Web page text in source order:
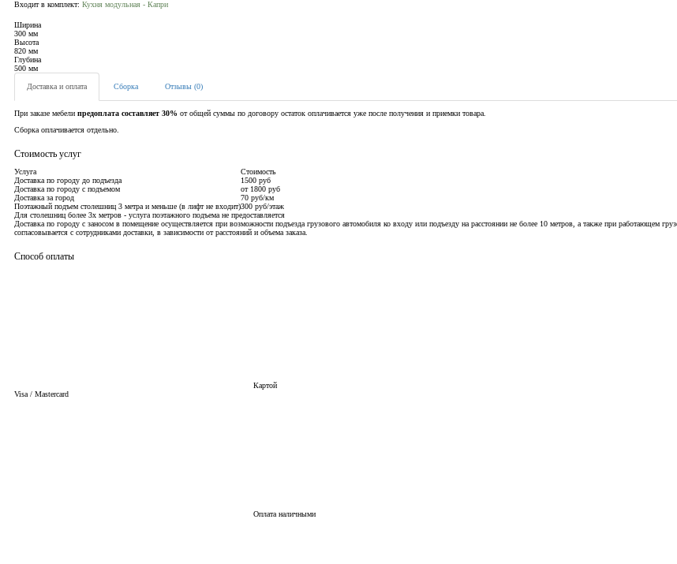
Входит в комплект: Кухня модульная - Капри
Ширина
300 мм
Высота
820 мм
Глубина
500 мм
Доставка и оплата Сборка Отзывы (0)
При заказе мебели предоплата составляет 30% от общей суммы по договору остаток оплачивается уже после получения и приемки товара.
Сборка оплачивается отдельно.
Стоимость услуг
Услуга
Стоимость
Доставка по городу до подъезда
1500 руб
Доставка по городу с подъемом
от 1800 руб
Доставка за город
70 руб/км
Поэтажный подъем столешниц 3 метра и меньше (в лифт не входит)300 руб/этаж
Для столешниц более 3х метров - услуга поэтажного подъема не предоставляется
Доставка по городу с заносом в помещение осуществляется при возможности подъезда грузового автомобиля ко входу или подъезду на расстоянии не более 10 метров, а также при работающем
согласовывается с сотрудниками доставки, в зависимости от расстояний и объема заказа.
Способ оплаты
Картой
Visa / Mastercard
Оплата наличными